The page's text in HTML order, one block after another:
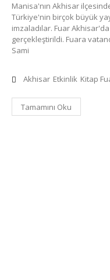
Manisa'nın Akhisar
Türkiye'nin birçok büyük
imzaladılar. Fuar
gerçekleştirildi. Fuara
Sami
Akhisar Etkinlik Kitap
Tamamını Oku